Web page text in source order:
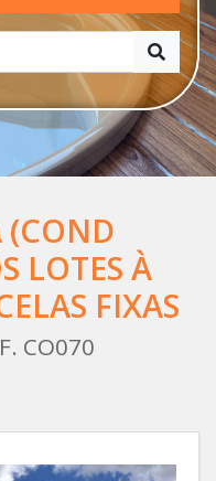
(COND
LOTES À
FIXAS
CO070